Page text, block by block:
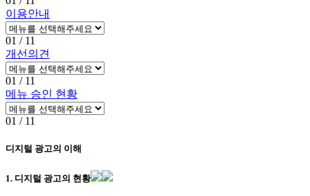
이용안내
01 / 11
개선의견
01 / 11
메뉴 승인 현황
01 / 11
디지털 광고의 이해
1. 디지털 광고의 현황